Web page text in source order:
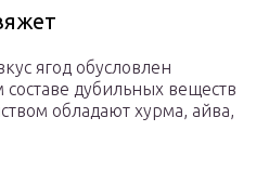
ягод обусловлен
дубильных веществ
обладают хурма, айва,